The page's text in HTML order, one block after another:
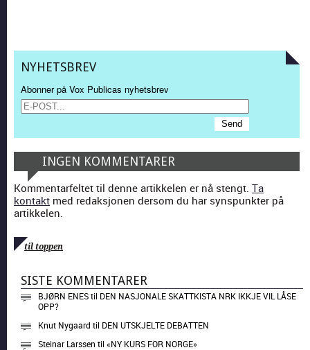
NYHETSBREV
Abonner på Vox Publicas nyhetsbrev
INGEN KOMMENTARER
Kommentarfeltet til denne artikkelen er nå stengt. Ta
kontakt med redaksjonen dersom du har synspunkter på
artikkelen.
til toppen
SISTE KOMMENTARER
BJØRN ENEStil DEN NASJONALE SKATTKISTA NRK IKKJE VIL LÅSE
OPP?
Knut Nygaard til DEN UTSKJELTE DEBATTEN
Steinar Larssen til«NY KURS FOR NORGE»